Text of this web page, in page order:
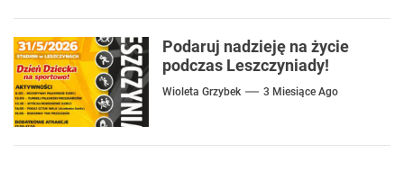
Podaruj nadzieję na życie
podczas Leszczyniady!
Wioleta Grzybek 3 Miesiące Ago